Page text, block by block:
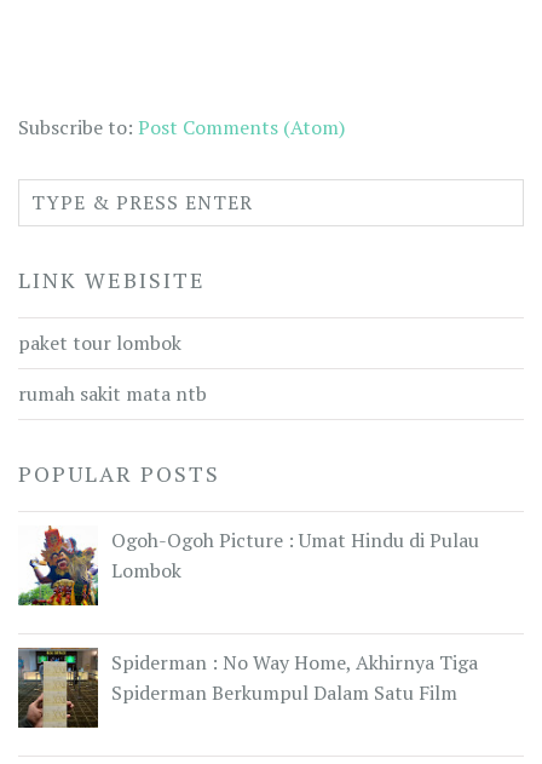
Subscribe to: Post Comments (Atom)
LINK WEBISITE
paket tour lombok
rumah sakit mata ntb
POPULAR POSTS
Ogoh-Ogoh Picture : Umat Hindu di Pulau
Lombok
Spiderman : No Way Home, Akhirnya Tiga
Spiderman Berkumpul Dalam Satu Film